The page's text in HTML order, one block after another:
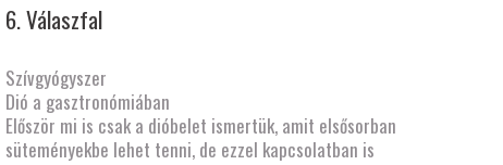
6. Válaszfal
Szívgyógyszer
Dió a gasztronómiában
Először mi is csak a dióbelet ismertük, amit elsősorban
süteményekbe lehet tenni, de ezzel kapcsolatban is